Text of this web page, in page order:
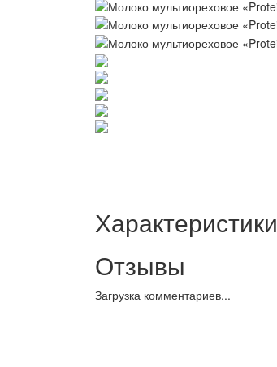
Характеристики
Отзывы
Загрузка комментариев...